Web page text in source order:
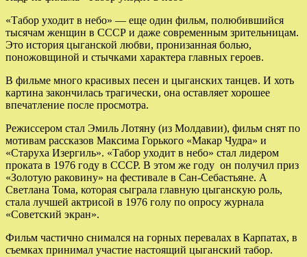
«Табор уходит в небо» — еще один фильм, полюбившийся
тысячам женщин в СССР и даже современным зрительницам.
Это история цыганской любви, пронизанная болью,
поножовщиной и стычками характера главных героев.
В фильме много красивых песен и цыганских танцев. И хоть
картина закончилась трагически, она оставляет хорошее
впечатление после просмотра.
Режиссером стал Эмиль Лотяну (из Молдавии), фильм снят по
мотивам рассказов Максима Горького «Макар Чудра» и
«Старуха Изергиль». «Табор уходит в небо» стал лидером
проката в 1976 году в СССР. В этом же году он получил приз
«Золотую раковину» на фестивале в Сан-Себастьяне. А
Светлана Тома, которая сыграла главную цыганскую роль,
стала лучшей актрисой в 1976 голу по опросу журнала
«Советский экран».
Фильм частично снимался на горных перевалах в Карпатах, в
съемках принимал участие настоящий цыганский табор.